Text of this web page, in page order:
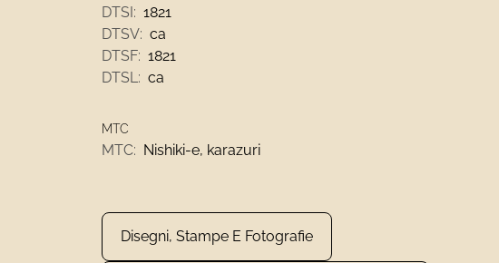
DTSI: 1821
DTSV: ca
DTSF: 1821
DTSL: ca
MTC
MTC: Nishiki-e, karazuri
Disegni, Stampe E Fotografie